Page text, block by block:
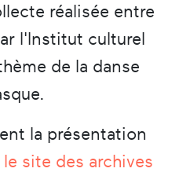
réalisée entre
l'Institut culturel
de la danse
la présentation
le site des archives